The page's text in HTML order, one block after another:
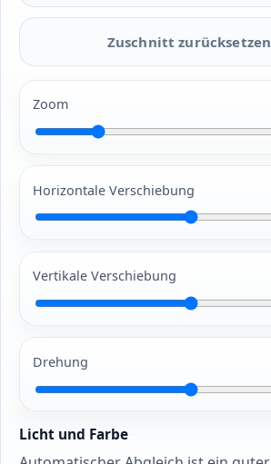
Zuschnitt zurücksetzen
Zoom
Horizontale Verschiebung
Vertikale Verschiebung
Drehung
Licht und Farbe